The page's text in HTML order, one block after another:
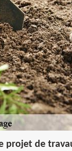
projet de